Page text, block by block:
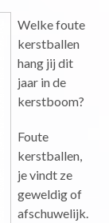
Welke foute
kerstballen
hang jij dit
jaar in de
kerstboom?
Foute
kerstballen,
je vindt ze
geweldig of
afschuwelijk.